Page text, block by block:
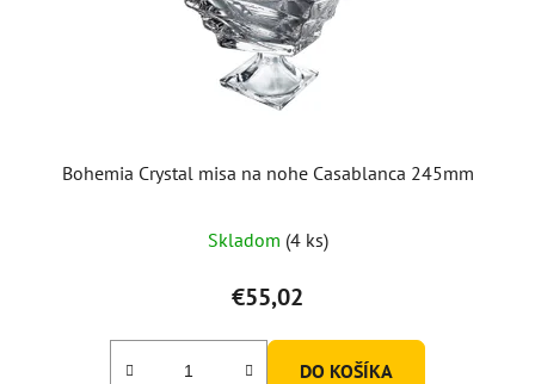
Bohemia Crystal misa na nohe Casablanca 245mm
Skladom (4 ks)
€55,02
DO KOŠÍKA